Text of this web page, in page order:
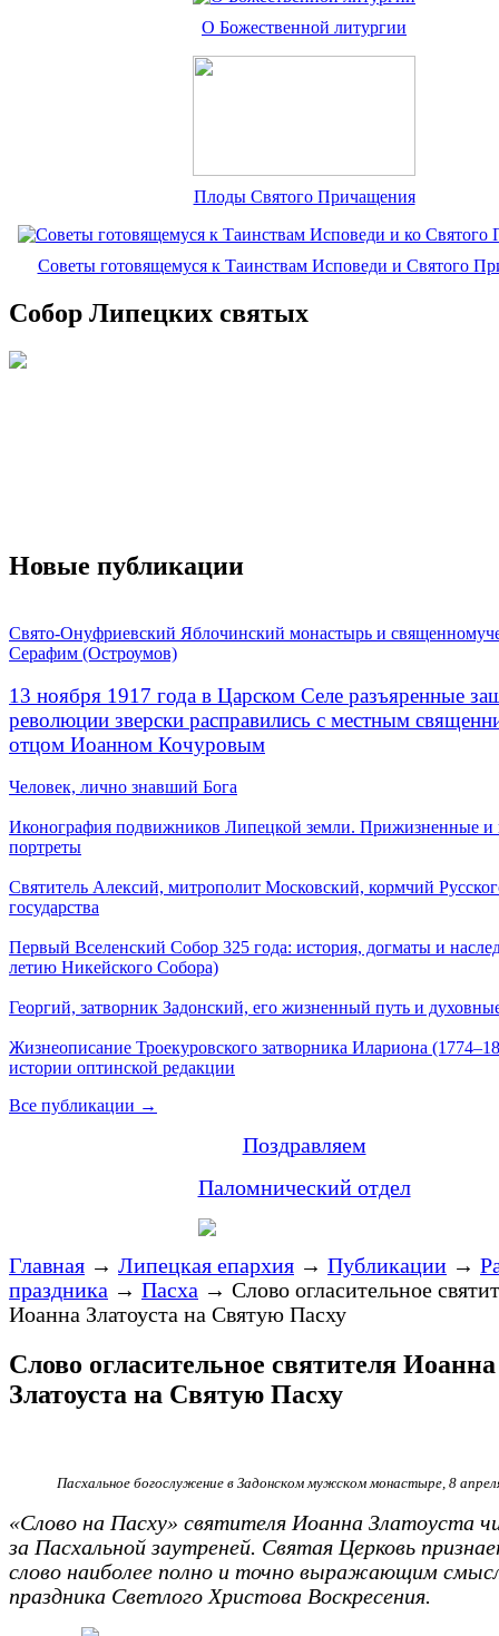
О Божественной литургии
Плоды Святого Причащения
Советы готовящемуся к Таинствам Исповеди и Святого
Собор Липецких святых
Новые публикации
Свято-Онуфриевский Яблочинский монастырь и
Серафим (Остроумов)
13 ноября 1917 года в Царском Селе разъяренные
революции зверски расправились с местным
отцом Иоанном Кочуровым
Человек, лично знавший Бога
Иконография подвижников Липецкой земли. Прижизненные и
портреты
Святитель Алексий, митрополит Московский, кормчий
государства
Первый Вселенский Собор 325 года: история, догматы и
летию Никейского Собора)
Георгий, затворник Задонский, его жизненный путь и
Жизнеописание Троекуровского затворника Илариона
истории оптинской редакции
Все публикации →
Поздравляем
Паломнический отдел
Главная → Липецкая епархия → Публикации →
праздника → Пасха → Слово огласительное
Иоанна Златоуста на Святую Пасху
Слово огласительное святителя Иоанна
Златоуста на Святую Пасху
Пасхальное богослужение в Задонском мужском монастыре, 8
«Слово на Пасху» святителя Иоанна Златоуста
за Пасхальной заутреней. Святая Церковь
слово наиболее полно и точно выражающим
праздника Светлого Христова Воскресения.